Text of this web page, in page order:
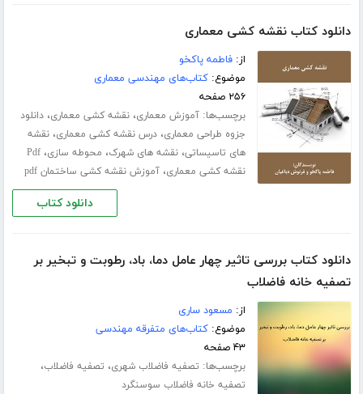
دانلود کتاب نقشه کشی معماری
از:فاطمه پاکخو
موضوع:کتاب‌های مهندسی معماری
۲۵۶ صفحه
برچسب‌ها:آموزش معماری،نقشه کشی معماری،دانلود
جزوه طراحی معماری،درس نقشه کشی معماری،نقشه
های تاسیساتی،نقشه های شهرک، محوطه سازی،Pdf
نقشه کشی معماری،آموزش نقشه کشی ساختمان pdf
دانلود کتاب
دانلود کتاب بررسی تاثیر چهار عامل دما، باد، رطوبت و تبخیر بر
تصفیه خانه فاضلاب
از: مسعود ساری
موضوع:کتاب‌های متفرقه مهندسی
۴۳ صفحه
برچسب‌ها: تصفیه فاضلاب شهری، تصفیه فاضلاب،
تصفیه خانه فاضلاب سوسنگرد